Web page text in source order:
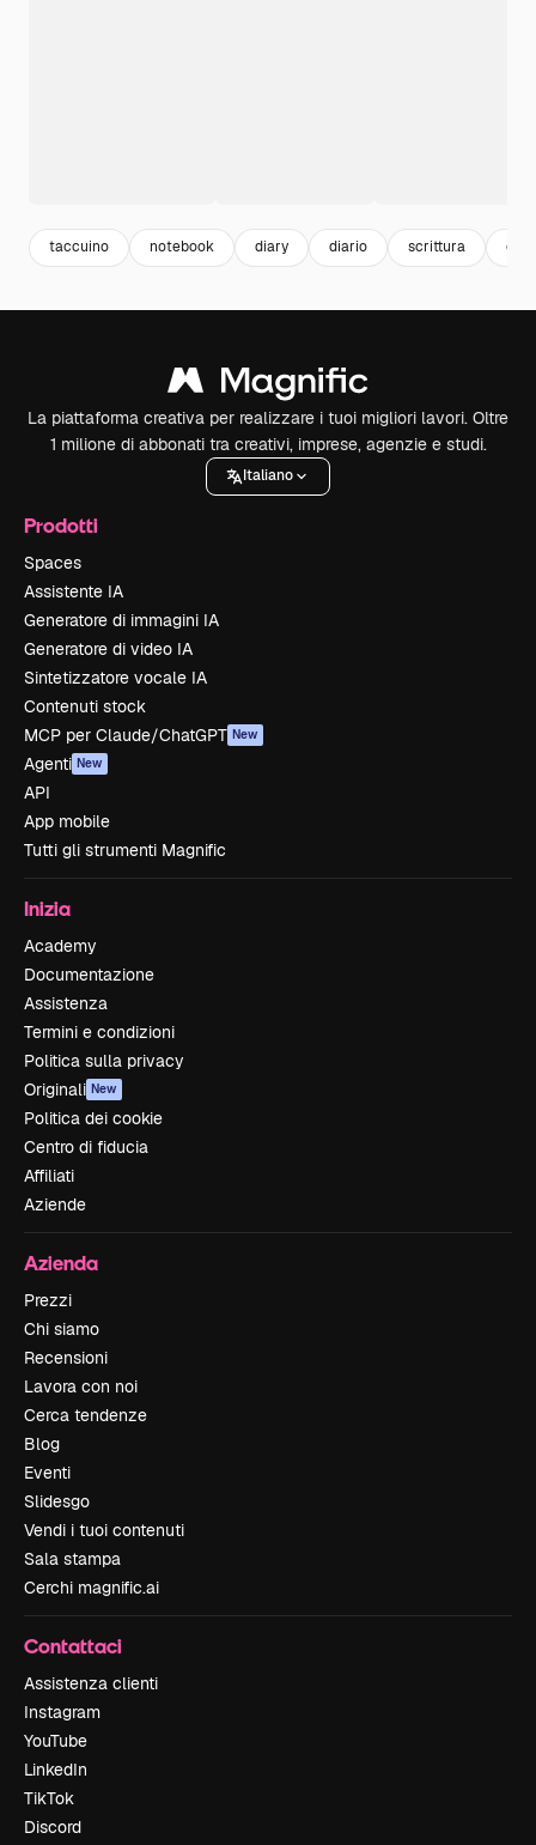
taccuino notebook diary diario scrittura
La piattaforma creativa per realizzare i tuoi migliori lavori. Oltre
1 milione di abbonati tra creativi, imprese, agenzie e studi.
Italiano
Prodotti
Spaces
Assistente IA
Generatore di immagini IA
Generatore di video IA
Sintetizzatore vocale IA
Contenuti stock
MCP per Claude/ChatGPT New
Agenti New
API
App mobile
Tutti gli strumenti Magnific
Inizia
Academy
Documentazione
Assistenza
Termini e condizioni
Politica sulla privacy
Originali New
Politica dei cookie
Centro di fiducia
Affiliati
Aziende
Azienda
Prezzi
Chi siamo
Recensioni
Lavora con noi
Cerca tendenze
Blog
Eventi
Slidesgo
Vendi i tuoi contenuti
Sala stampa
Cerchi magnific.ai
Contattaci
Assistenza clienti
Instagram
YouTube
LinkedIn
TikTok
Discord